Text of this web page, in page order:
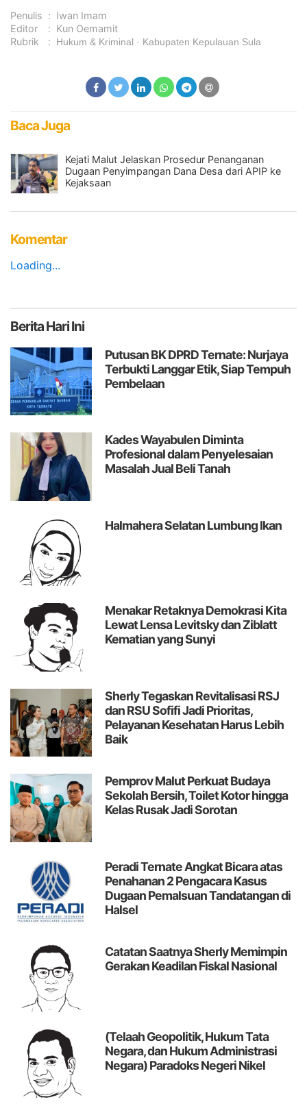
Penulis : Iwan Imam
Editor
: Kun Oemamit
Rubrik
: Hukum & Kriminal Kabupaten Kepulauan Sula
Baca Juga
Kejati Malut Jelaskan Prosedur Penanganan
Dugaan Penyimpangan Dana Desa dari APIP ke
Kejaksaan
Komentar
Loading...
BeritaHari Ini
Putusan BK DPRD Ternate: Nurjaya
Terbukti Langgar Etik, Siap Tempuh
Pembelaan
Kades Wayabulen Diminta
Profesional dalam Penyelesaian
Masalah Jual Beli Tanah
Halmahera Selatan Lumbung Ikan
Menakar Retaknya Demokrasi Kita
Lewat Lensa Levitsky dan Ziblatt
Kematian yang Sunyi
Sherly Tegaskan Revitalisasi RSJ
dan RSU Sofifi Jadi Prioritas,
Pelayanan Kesehatan Harus Lebih
Baik
Pemprov Malut Perkuat Budaya
Sekolah Bersih, Toilet Kotor hingga
Kelas Rusak Jadi Sorotan
Peradi Ternate Angkat Bicara atas
Penahanan 2 Pengacara Kasus
Dugaan Pemalsuan Tandatangan di
Halsel
CatatanSaatnya Sherly Memimpin
Gerakan Keadilan Fiskal Nasional
(Telaah Geopolitik, Hukum Tata
Negara, dan Hukum Administrasi
Negara)Paradoks Negeri Nikel